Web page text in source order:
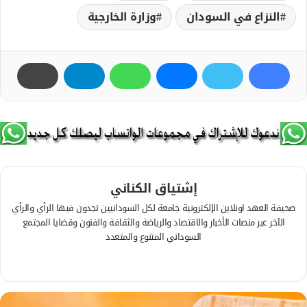
النزاع في السودان وزارة الخارجية
إشتياق الكناني
صحيفة العهد اونلاين الإلكترونية جامعة لكل السودانيين تجدون فيها الرأي والرأي
الآخر عبر منصات الأخبار والاقتصاد والرياضة والثقافة والفنون وقضايا المجتمع
السوداني المتنوع والمتعدد
م
و
س